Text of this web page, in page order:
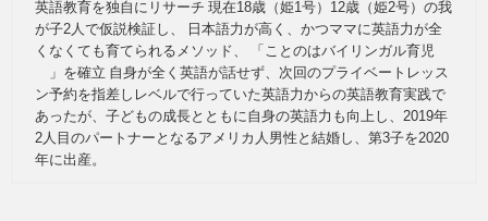
英語教育を独自にリサーチ 現在18歳（姫1号）12歳（姫2号）の我
が子2人で仮説検証し、 日本語力が高く、かつママに英語力が全
くなくても育てられるメソッド、 「ことのはバイリンガル育児
®」を確立 自身が全く英語が話せず、次回のプライベートレッス
ン予約を指差しレベルで行っていた英語力からの英語教育実践で
あったが、子どもの成長とともに自身の英語力も向上し、2019年
2人目のパートナーとなるアメリカ人男性と結婚し、第3子を2020
年に出産。